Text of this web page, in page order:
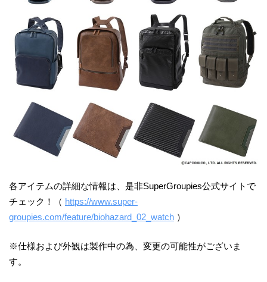
各アイテムの詳細な情報は、是非SuperGroupies公式サイトで
チェック！（ https://www.super-
groupies.com/feature/biohazard_02_watch ）
※仕様および外観は製作中の為、変更の可能性がございま
す。